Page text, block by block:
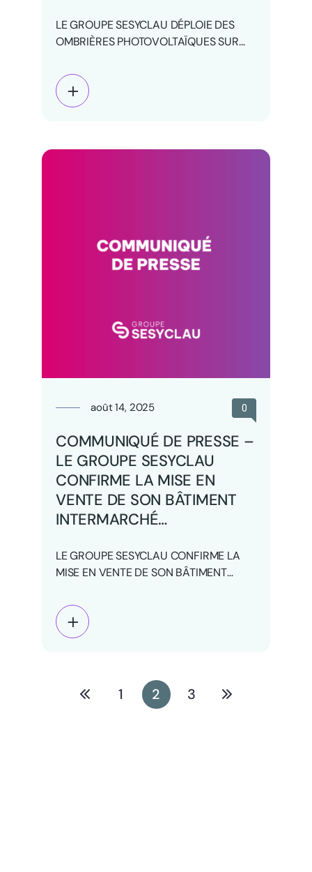
LE GROUPE SESYCLAU DÉPLOIE DES
OMBRIÈRES PHOTOVOLTAÏQUES SUR
TRANSITION ÉNERGÉTIQUE…
août 14, 2025 0
COMMUNIQUÉ DE PRESSE –
LE GROUPE SESYCLAU
CONFIRME LA MISE EN
VENTE DE SON BÂTIMENT
INTERMARCHÉ…
LE GROUPE SESYCLAU CONFIRME LA
MISE EN VENTE DE SON BÂTIMENT
1 2 3